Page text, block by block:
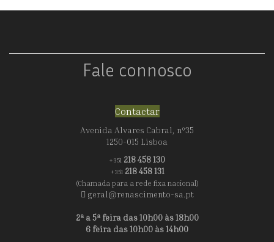
Fale connosco
Contactar
Avenida Alvares Cabral, nº35
1250-015 Lisboa
+351 218 458 130
+351 218 458 131
(Chamada para a rede fixa nacional)
geral@renascimento-sa.pt
2ª a 5ª feira das 10h00 às 18h00
6 feira das 10h00 às 14h00